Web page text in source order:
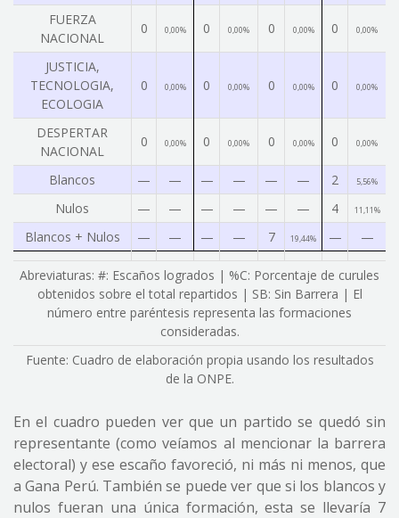
FUERZA
NACIONAL
0 0,00% 0 0,00% 0 0,00% 0 0,00%
JUSTICIA,
TECNOLOGIA,
ECOLOGIA
0 0,00% 0 0,00% 0 0,00% 0 0,00%
DESPERTAR
NACIONAL
0 0,00% 0 0,00% 0 0,00% 0 0,00%
Blancos — — — — — — 2 5,56%
Nulos — — — — — — 4 11,11%
Blancos + Nulos — — — — 7 19,44% — —
Abreviaturas: #: Escaños logrados | %C: Porcentaje de curules
obtenidos sobre el total repartidos | SB: Sin Barrera | El
número entre paréntesis representa las formaciones
consideradas.
Fuente: Cuadro de elaboración propia usando los resultados
de la ONPE.
En el cuadro pueden ver que un partido se quedó sin
representante (como veíamos al mencionar la barrera
electoral) y ese escaño favoreció, ni más ni menos, que
a Gana Perú. También se puede ver que si los blancos y
nulos fueran una única formación, esta se llevaría 7